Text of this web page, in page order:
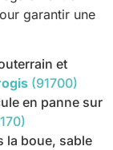
garantir une
et
(91700)
en panne sur
la boue, sable